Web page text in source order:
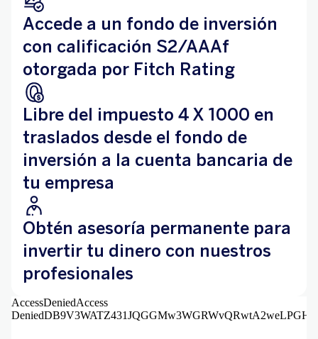
Accede a un fondo de inversión
con calificación S2/AAAf
otorgada por Fitch Rating
Libre del impuesto 4 X 1000 en
traslados desde el fondo de
inversión a la cuenta bancaria de
tu empresa
Obtén asesoría permanente para
invertir tu dinero con nuestros
profesionales